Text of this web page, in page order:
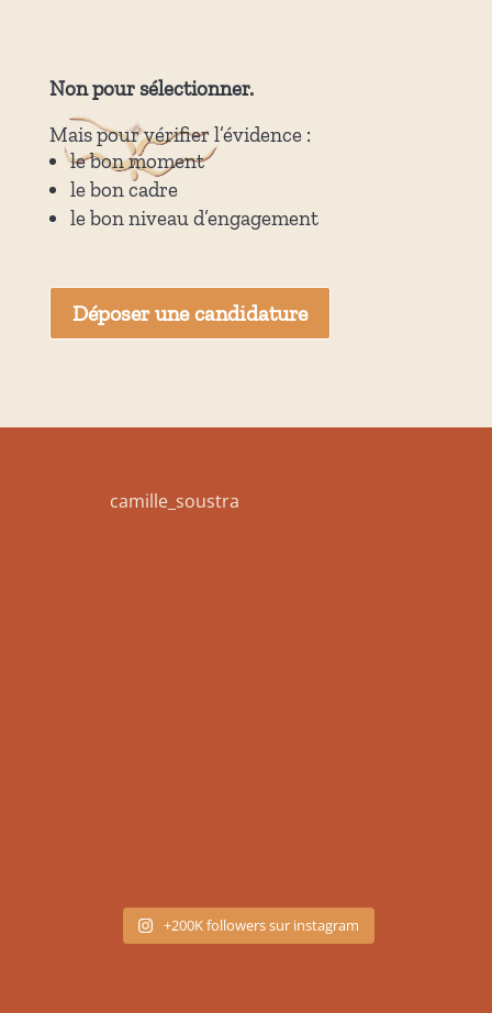
Non pour sélectionner.
Mais pour vérifier l’évidence :
le bon moment
le bon cadre
le bon niveau d’engagement
Déposer une candidature
camille_soustra
+200K followers sur instagram